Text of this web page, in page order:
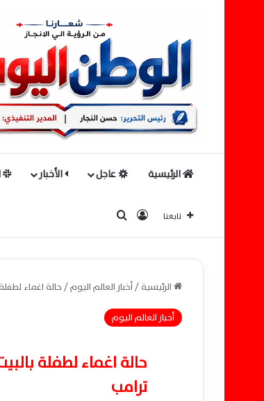
الرئيسية عاجل الأخبار
تابعنا تسجيل الدخول
الرئيسية/أخبار العالم اليوم/حالة اغماء
أخبار العالم اليوم
حالة اغماء لطفلة
ترامب